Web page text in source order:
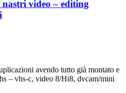
video – editing
avendo tutto già montato e
– vhs-c, video 8/Hi8, dvcam/mini